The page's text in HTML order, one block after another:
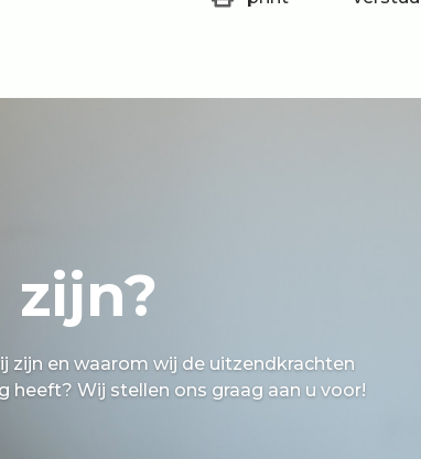
zijn en waarom wij de uitzendkrachten
heeft? Wij stellen ons graag aan u voor!